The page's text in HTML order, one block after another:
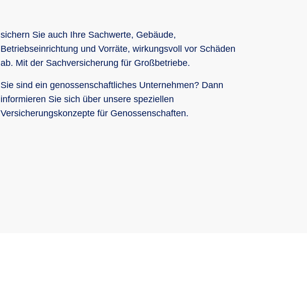
sichern Sie auch Ihre Sachwerte, Gebäude,
Betriebseinrichtung und Vorräte, wirkungsvoll vor Schäden
ab. Mit der Sachversicherung für Großbetriebe.
Sie sind ein genossenschaftliches Unternehmen? Dann
informieren Sie sich über unsere speziellen
Versicherungskonzepte für Genossenschaften.